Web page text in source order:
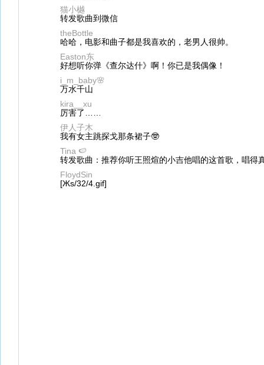
猫小樾
转发歌曲到微信
theBottle
哈哈，电影和曲子都是我喜欢的，老男人很帅。
Easton东
好想听你弹《查尔达什》啊！你已是我偶像！
i_m_baby🌸
万水千山
kira__xu
厉害了……
伊人子木
我有女主跳探戈那条裙子🤓
Tina 🍉
转发歌曲：推荐你听王照煊的小吉他唱的这首歌，唱得
FloydSin
[Жs/32/4.gif]